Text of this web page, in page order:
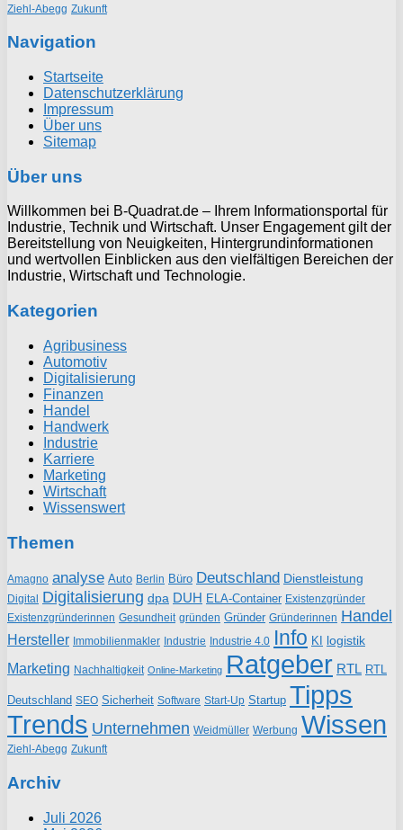
Ziehl-Abegg Zukunft
Navigation
Startseite
Datenschutzerklärung
Impressum
Über uns
Sitemap
Über uns
Willkommen bei B-Quadrat.de – Ihrem Informationsportal für
Industrie, Technik und Wirtschaft. Unser Engagement gilt der
Bereitstellung von Neuigkeiten, Hintergrundinformationen
und wertvollen Einblicken aus den vielfältigen Bereichen der
Industrie, Wirtschaft und Technologie.
Kategorien
Agribusiness
Automotiv
Digitalisierung
Finanzen
Handel
Handwerk
Industrie
Karriere
Marketing
Wirtschaft
Wissenswert
Themen
Amagno analyse Auto Berlin Büro Deutschland Dienstleistung
Digital Digitalisierung dpa DUH ELA-Container Existenzgründer
Existenzgründerinnen Gesundheit gründen Gründer Gründerinnen Handel
Hersteller Immobilienmakler Industrie Industrie 4.0 Info KI logistik
Marketing Nachhaltigkeit Online-Marketing Ratgeber RTL RTL
Deutschland SEO Sicherheit Software Start-Up Startup Tipps
Trends Unternehmen Weidmüller Werbung Wissen
Ziehl-Abegg Zukunft
Archiv
Juli 2026